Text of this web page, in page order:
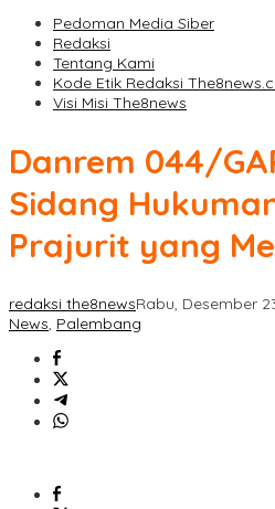
Pedoman Media Siber
Redaksi
Tentang Kami
Kode Etik Redaksi
Visi Misi The8news
Danrem 044/
Sidang
Prajurit yang
redaksi the8newsRabu, Desember
News, Palembang